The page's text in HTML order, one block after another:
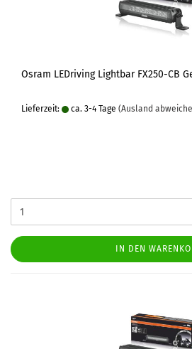
Osram LEDriving Lightbar FX250-CB
Lieferzeit: ca. 3-4 Tage (Ausland
IN DEN